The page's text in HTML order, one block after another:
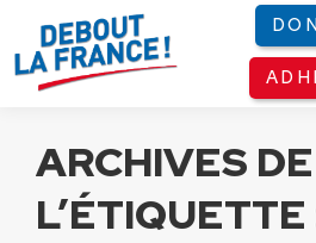
ARCHIVES DE
L’ÉTIQUETTE
Panneau de gestion des cookies